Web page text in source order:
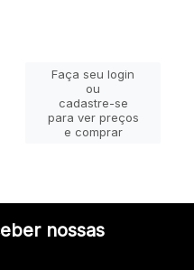
Faça seu login
ou
cadastre-se
para ver preços
e comprar
nossas